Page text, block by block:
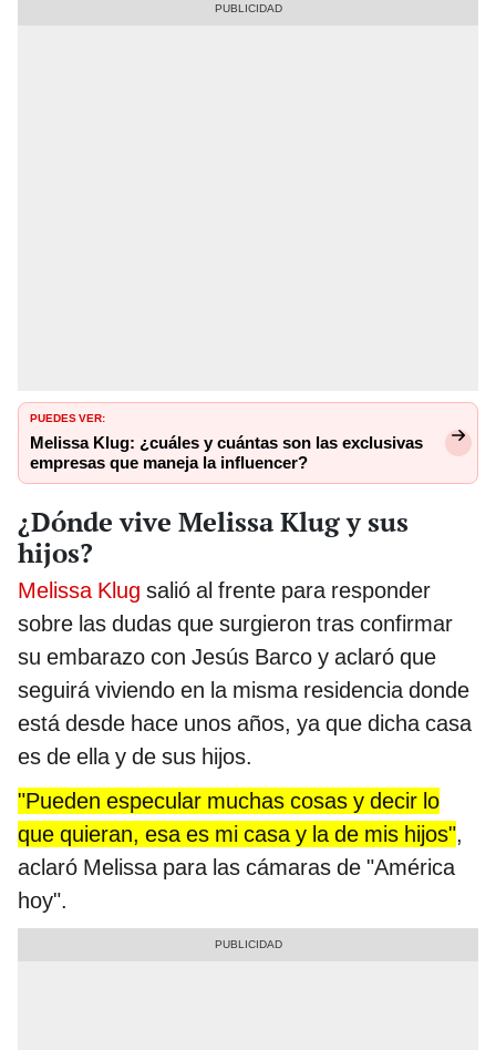
PUEDES VER:
Melissa Klug: ¿cuáles y cuántas son las exclusivas
empresas que maneja la influencer?
¿Dónde vive Melissa Klug y sus
hijos?
Melissa Klug salió al frente para responder
sobre las dudas que surgieron tras confirmar
su embarazo con Jesús Barco y aclaró que
seguirá viviendo en la misma residencia donde
está desde hace unos años, ya que dicha casa
es de ella y de sus hijos.
"Pueden especular muchas cosas y decir lo
que quieran, esa es mi casa y la de mis hijos",
aclaró Melissa para las cámaras de "América
hoy".